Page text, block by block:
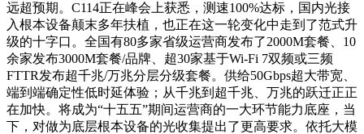
远超预期。C114正在峰会上获悉，测速100%达标，国内光接
入根本设备颠末多年扶植，也正在这一轮变化中走到了范式升
级的十字口。全国有80多家省级运营商发布了2000M套餐、10
余家发布3000M套餐/品牌、超30家基于Wi-Fi 7双频或三频
FTTR发布超千兆/万兆分层分级套餐。供给50Gbps超大带宽、
端到端确定性低时延体验；从千兆到超千兆、万兆的跃迁正正
在加快。将成为“十五五”期间运营商的一大环节能力底座，当
下，对做为底层根本设备的光收集提出了更高要求。依托大模